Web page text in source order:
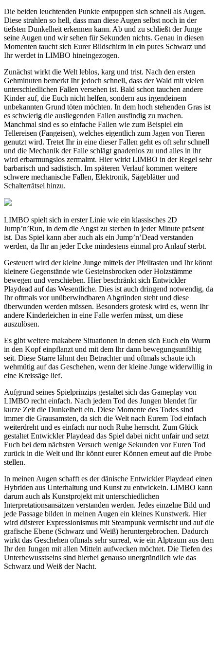
Die beiden leuchtenden Punkte entpuppen sich schnell als Augen.
Diese strahlen so hell, dass man diese Augen selbst noch in der
tiefsten Dunkelheit erkennen kann. Ab und zu schließt der Junge
seine Augen und wir sehen für Sekunden nichts. Genau in diesen
Momenten taucht sich Eurer Bildschirm in ein pures Schwarz und
Ihr werdet in LIMBO hineingezogen.
Zunächst wirkt die Welt leblos, karg und trist. Nach den ersten
Gehminuten bemerkt Ihr jedoch schnell, dass der Wald mit vielen
unterschiedlichen Fallen versehen ist. Bald schon tauchen andere
Kinder auf, die Euch nicht helfen, sondern aus irgendeinem
unbekannten Grund töten möchten. In dem hoch stehenden Gras ist
es schwierig die ausliegenden Fallen ausfindig zu machen.
Manchmal sind es so einfache Fallen wie zum Beispiel ein
Tellereisen (Fangeisen), welches eigentlich zum Jagen von Tieren
genutzt wird. Tretet Ihr in eine dieser Fallen geht es oft sehr schnell
und die Mechanik der Falle schlägt gnadenlos zu und alles in ihr
wird erbarmungslos zermalmt. Hier wirkt LIMBO in der Regel sehr
barbarisch und sadistisch. Im späteren Verlauf kommen weitere
schwere mechanische Fallen, Elektronik, Sägeblätter und
Schalterrätsel hinzu.
LIMBO spielt sich in erster Linie wie ein klassisches 2D
Jump’n’Run, in dem die Angst zu sterben in jeder Minute präsent
ist. Das Spiel kann aber auch als ein Jump’n’Dead verstanden
werden, da Ihr an jeder Ecke mindestens einmal pro Anlauf sterbt.
Gesteuert wird der kleine Junge mittels der Pfeiltasten und Ihr könnt
kleinere Gegenstände wie Gesteinsbrocken oder Holzstämme
bewegen und verschieben. Hier beschränkt sich Entwickler
Playdead auf das Wesentliche. Dies ist auch dringend notwendig, da
Ihr oftmals vor unüberwindbaren Abgründen steht und diese
überwunden werden müssen. Besonders grotesk wird es, wenn Ihr
andere Kinderleichen in eine Falle werfen müsst, um diese
auszulösen.
Es gibt weitere makabere Situationen in denen sich Euch ein Wurm
in den Kopf einpflanzt und mit dem Ihr dann bewegungsunfähig
seit. Diese Starre lähmt den Betrachter und oftmals schaute ich
wehmütig auf das Geschehen, wenn der kleine Junge widerwillig in
eine Kreissäge lief.
Aufgrund seines Spielprinzips gestaltet sich das Gameplay von
LIMBO recht einfach. Nach jedem Tod des Jungen blendet für
kurze Zeit die Dunkelheit ein. Diese Momente des Todes sind
immer die Grausamsten, da sich die Welt nach Eurem Tod einfach
weiterdreht und es einfach nur noch Ruhe herrscht. Zum Glück
gestaltet Entwickler Playdead das Spiel dabei nicht unfair und setzt
Euch bei dem nächsten Versuch wenige Sekunden vor Euren Tod
zurück in die Welt und Ihr könnt eurer Können erneut auf die Probe
stellen.
In meinen Augen schafft es der dänische Entwickler Playdead einen
Hybriden aus Unterhaltung und Kunst zu entwickeln. LIMBO kann
darum auch als Kunstprojekt mit unterschiedlichen
Interpretationsansätzen verstanden werden. Jedes einzelne Bild und
jede Passage bilden in meinen Augen ein kleines Kunstwerk. Hier
wird düsterer Expressionismus mit Steampunk vermischt und auf die
grafische Ebene (Schwarz und Weiß) heruntergebrochen. Dadurch
wirkt das Geschehen oftmals sehr surreal, wie ein Alptraum aus dem
Ihr den Jungen mit allen Mitteln aufwecken möchtet. Die Tiefen des
Unterbewusstseins sind hierbei genauso unergründlich wie das
Schwarz und Weiß der Nacht.